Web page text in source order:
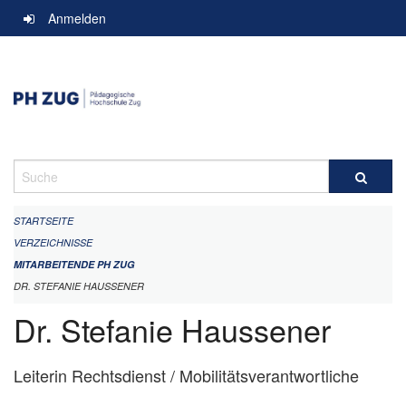
Navigation
überspringen
Anmelden
Suche
STARTSEITE
VERZEICHNISSE
MITARBEITENDE PH ZUG
DR. STEFANIE HAUSSENER
Dr. Stefanie Haussener
Leiterin Rechtsdienst / Mobilitätsverantwortliche